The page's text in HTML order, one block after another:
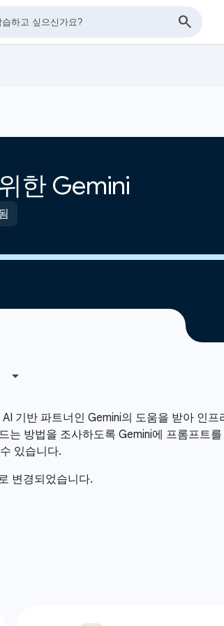
한 Gemini
기반 파트너인 Gemini의 도움을 받아 인
는 방법을 조사하도록 Gemini에 프롬프트
있습니다.
변경되었습니다.